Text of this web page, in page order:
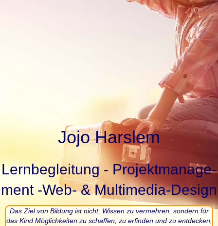
Jojo Harslem
Lern­be­glei­tung - Pro­jekt­ma­nage­
ment -Web- & Multi­me­dia-De­sign
Das Ziel von Bildung ist nicht, Wissen zu vermehren, sondern für
das Kind Möglichkeiten zu schaffen, zu erfinden und zu entdecken,